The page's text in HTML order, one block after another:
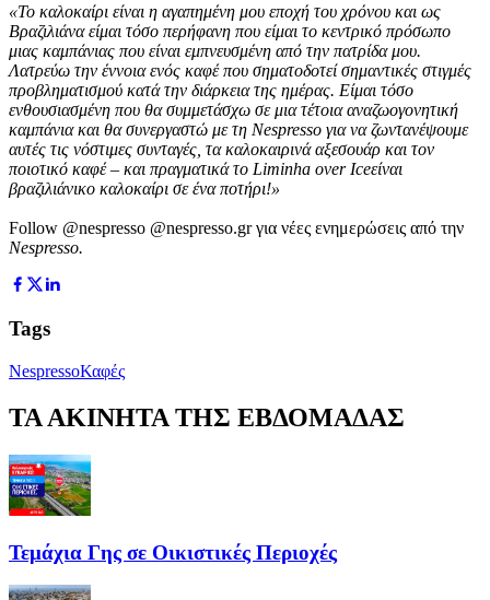
«Το καλοκαίρι είναι η αγαπημένη μου εποχή του χρόνου και ως
Βραζιλιάνα είμαι τόσο περήφανη που είμαι το κεντρικό πρόσωπο
μιας καμπάνιας που είναι εμπνευσμένη από την πατρίδα μου.
Λατρεύω την έννοια ενός καφέ που σηματοδοτεί σημαντικές στιγμές
προβληματισμού κατά την διάρκεια της ημέρας. Είμαι τόσο
ενθουσιασμένη που θα συμμετάσχω σε μια τέτοια αναζωογονητική
καμπάνια και θα συνεργαστώ με τη Nespresso για να ζωντανέψουμε
αυτές τις νόστιμες συνταγές, τα καλοκαιρινά αξεσουάρ και τον
ποιοτικό καφέ – και πραγματικά το Liminha over Iceείναι
βραζιλιάνικο καλοκαίρι σε ένα ποτήρι!»
Follow @nespresso @nespresso.gr για νέες ενημερώσεις από την
Nespresso.
Tags
NespressoΚαφές
ΤΑ ΑΚΙΝΗΤΑ ΤΗΣ ΕΒΔΟΜΑΔΑΣ
Τεμάχια Γης σε Οικιστικές Περιοχές